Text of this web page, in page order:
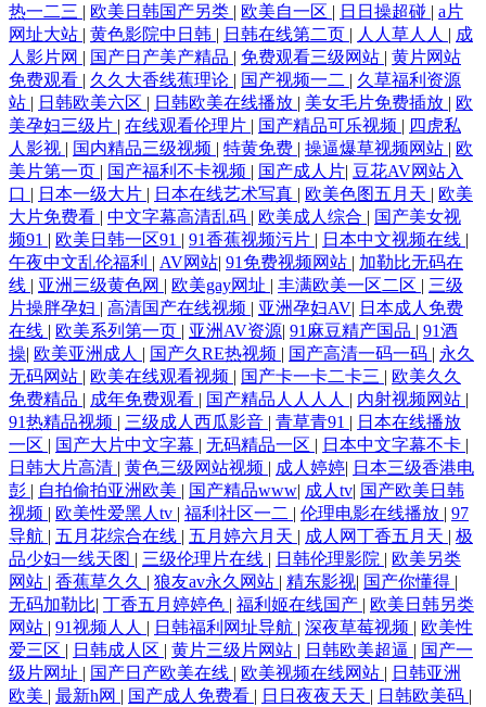
热一二三 | 欧美日韩国产另类 | 欧美自一区 | 日日操超碰 | a片
网址大站 | 黄色影院中日韩 | 日韩在线第二页 | 人人草人人 | 成
人影片网 | 国产日产美产精品 | 免费观看三级网站 | 黄片网站
免费观看 | 久久大香线蕉理论 | 国产视频一二 | 久草福利资源
站 | 日韩欧美六区 | 日韩欧美在线播放 | 美女毛片免费插放 | 欧
美孕妇三级片 | 在线观看伦理片 | 国产精品可乐视频 | 四虎私
人影视 | 国内精品三级视频 | 特黄免费 | 操逼爆草视频网站 | 欧
美片第一页 | 国产福利不卡视频 | 国产成人片| 豆花AV网站入
口 | 日本一级大片 | 日本在线艺术写真 | 欧美色图五月天 | 欧美
大片免费看 | 中文字幕高清乱码 | 欧美成人综合 | 国产美女视
频91 | 欧美日韩一区91 | 91香蕉视频污片 | 日本中文视频在线 |
午夜中文乱伦福利 | AV网站| 91免费视频网站 | 加勒比无码在
线 | 亚洲三级黄色网 | 欧美gay网址 | 丰满欧美一区二区 | 三级
片操胖孕妇 | 高清国产在线视频 | 亚洲孕妇AV| 日本成人免费
在线 | 欧美系列第一页 | 亚洲AV资源| 91麻豆精产国品 | 91酒
操| 欧美亚洲成人 | 国产久RE热视频 | 国产高清一码一码 | 永久
无码网站 | 欧美在线观看视频 | 国产卡一卡二卡三 | 欧美久久
免费精品 | 成年免费观看 | 国产精品人人人人 | 内射视频网站 |
91热精品视频 | 三级成人西瓜影音 | 青草青91 | 日本在线播放
一区 | 国产大片中文字幕 | 无码精品一区 | 日本中文字幕不卡 |
日韩大片高清 | 黄色三级网站视频 | 成人婷婷| 日本三级香港电
彭 | 自拍偷拍亚洲欧美 | 国产精品www| 成人tv| 国产欧美日韩
视频 | 欧美性爱黑人tv | 福利社区一二 | 伦理电影在线播放 | 97
导航 | 五月花综合在线 | 五月婷六月天 | 成人网丁香五月天 | 极
品少妇一线天图 | 三级伦理片在线 | 日韩伦理影院 | 欧美另类
网站 | 香蕉草久久 | 狼友av永久网站 | 精东影视| 国产你懂得 |
无码加勒比| 丁香五月婷婷色 | 福利姬在线国产 | 欧美日韩另类
网站 | 91视频人人 | 日韩福利网址导航 | 深夜草莓视频 | 欧美性
爱三区 | 日韩成人区 | 黄片三级片网站 | 日韩欧美超逼 | 国产一
级片网址 | 国产日产欧美在线 | 欧美视频在线网站 | 日韩亚洲
欧美 | 最新h网 | 国产成人免费看 | 日日夜夜天天 | 日韩欧美码 |